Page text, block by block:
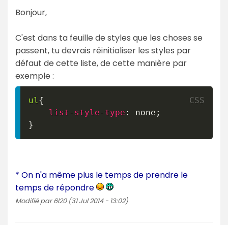
Bonjour,
C'est dans ta feuille de styles que les choses se
passent, tu devrais réinitialiser les styles par
défaut de cette liste, de cette manière par
exemple :
ul {
list-style-type : none ;
}
* On n'a même plus le temps de prendre le
temps de répondre
Modifié par 6l20 (31 Jul 2014 - 13:02)